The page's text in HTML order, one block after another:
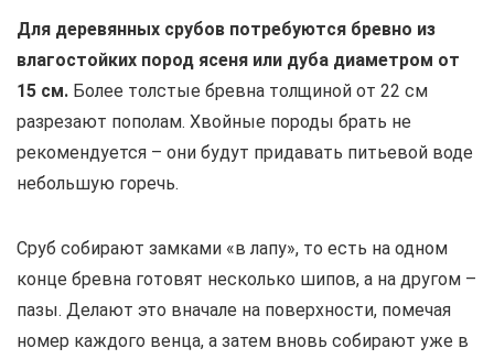
Для деревянных срубов потребуются бревно из
влагостойких пород ясеня или дуба диаметром от
15 см. Более толстые бревна толщиной от 22 см
разрезают пополам. Хвойные породы брать не
рекомендуется – они будут придавать питьевой воде
небольшую горечь.
Сруб собирают замками «в лапу», то есть на одном
конце бревна готовят несколько шипов, а на другом –
пазы. Делают это вначале на поверхности, помечая
номер каждого венца, а затем вновь собирают уже в